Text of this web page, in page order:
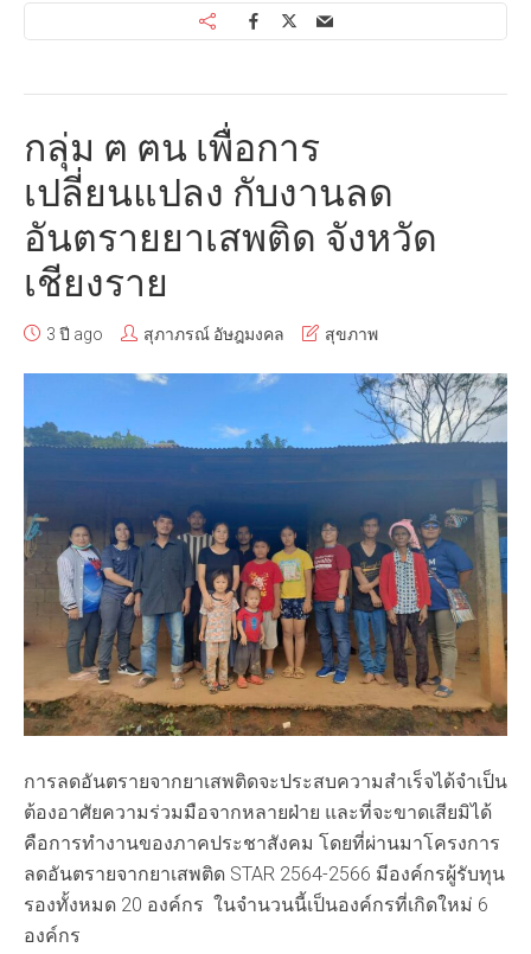
กลุ่ม ฅ ฅน เพื่อการ
เปลี่ยนแปลง กับงานลด
อันตรายยาเสพติด จังหวัด
เชียงราย
3 ปี ago สุภาภรณ์ อัษฎมงคล สุขภาพ
การลดอันตรายจากยาเสพติดจะประสบความสำเร็จได้จำเป็น
ต้องอาศัยความร่วมมือจากหลายฝ่าย และที่จะขาดเสียมิได้
คือการทำงานของภาคประชาสังคม โดยที่ผ่านมาโครงการ
ลดอันตรายจากยาเสพติด STAR 2564-2566 มีองค์กรผู้รับทุน
รองทั้งหมด 20 องค์กร ในจำนวนนี้เป็นองค์กรที่เกิดใหม่ 6
องค์กร